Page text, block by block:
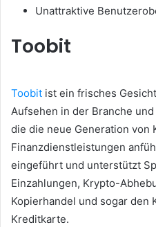
Unattraktive
Toobit
Toobit ist ein frisches
Aufsehen in der Branche und
die die neue Generation von
Finanzdienstleistungen
eingeführt und unterstützt
Einzahlungen, Krypto-
Kopierhandel und sogar den
Kreditkarte.